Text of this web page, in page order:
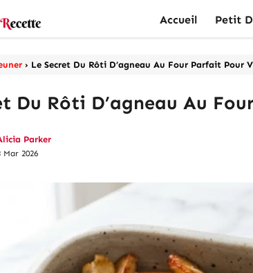
Accueil Petit
› Le Secret Du Rôti D’agneau Au Four Parfait Pour
Du Rôti D’agneau Au
Parker
2026